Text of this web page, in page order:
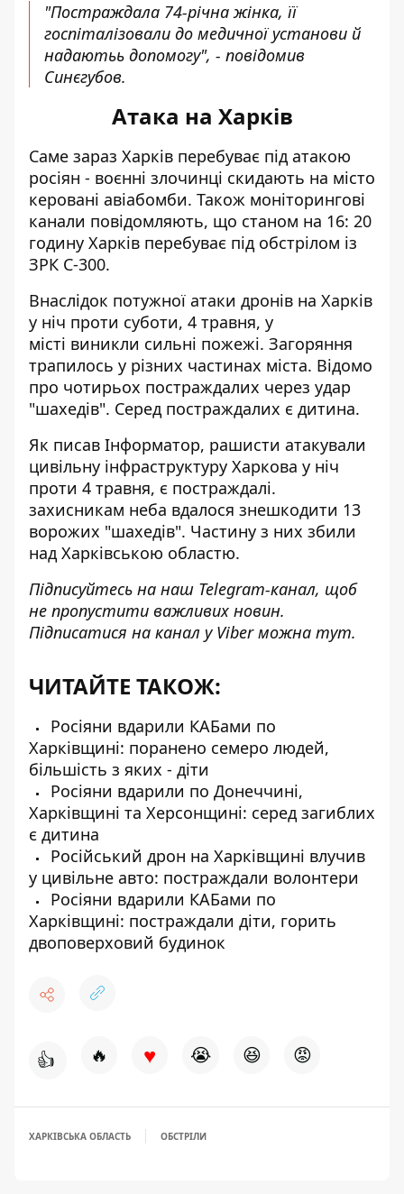
"Постраждала 74-річна жінка, її
госпіталізовали до медичної установи й
надаютьь допомогу", - повідомив
Синєгубов.
Атака на Харків
Саме зараз Харків перебуває під атакою
росіян - воєнні злочинці скидають на місто
керовані авіабомби. Також моніторингові
канали повідомляють, що станом на 16: 20
годину Харків перебуває під обстрілом із
ЗРК С-300.
Внаслідок потужної атаки дронів на Харків
у ніч проти суботи, 4 травня, у
місті виникли сильні пожежі. Загоряння
трапилось у різних частинах міста. Відомо
про чотирьох постраждалих через удар
"шахедів". Серед постраждалих є дитина.
Як писав Інформатор, рашисти атакували
цивільну інфраструктуру Харкова у ніч
проти 4 травня, є постраждалі.
захисникам неба вдалося знешкодити 13
ворожих "шахедів". Частину з них збили
над Харківською областю.
Підписуйтесь на наш Telegram-канал, щоб
не пропустити важливих новин.
Підписатися на канал у Viber можна тут.
ЧИТАЙТЕ ТАКОЖ:
Росіяни вдарили КАБами по
Харківщині: поранено семеро людей,
більшість з яких - діти
Росіяни вдарили по Донеччині,
Харківщині та Херсонщині: серед загиблих
є дитина
Російський дрон на Харківщині влучив
у цивільне авто: постраждали волонтери
Росіяни вдарили КАБами по
Харківщині: постраждали діти, горить
двоповерховий будинок
👍 🔥 ♥ 😭 😆 😡
ХАРКІВСЬКА ОБЛАСТЬ ОБСТРІЛИ